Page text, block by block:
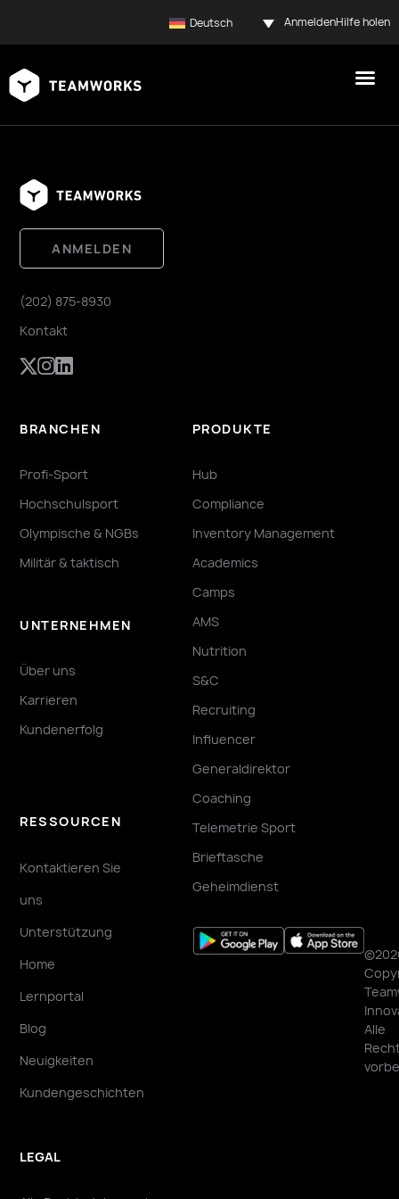
Deutsch AnmeldenHilfe holen
ANMELDEN
(202) 875-8930
Kontakt
BRANCHEN
Profi-Sport
Hochschulsport
Olympische & NGBs
Militär & taktisch
UNTERNEHMEN
Über uns
Karrieren
Kundenerfolg
RESSOURCEN
Kontaktieren Sie
uns
Unterstützung
Home
Lernportal
Blog
Neuigkeiten
Kundengeschichten
LEGAL
PRODUKTE
Hub
Compliance
Inventory Management
Academics
Camps
AMS
Nutrition
S&C
Recruiting
Influencer
Generaldirektor
Coaching
Telemetrie Sport
Brieftasche
Geheimdienst
Alle